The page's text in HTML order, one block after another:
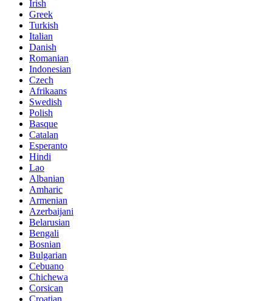
Irish
Greek
Turkish
Italian
Danish
Romanian
Indonesian
Czech
Afrikaans
Swedish
Polish
Basque
Catalan
Esperanto
Hindi
Lao
Albanian
Amharic
Armenian
Azerbaijani
Belarusian
Bengali
Bosnian
Bulgarian
Cebuano
Chichewa
Corsican
Croatian